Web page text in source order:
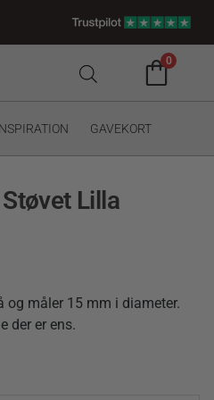
0
GAVEKORT
Lilla
og måler 15 mm i diameter.
der er ens.